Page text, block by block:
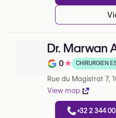
Dr. Marwan
Note de 0 sur 5
0★ CHIRURGIEN
Rue du Magistrat 7,
View map
+32 2 344